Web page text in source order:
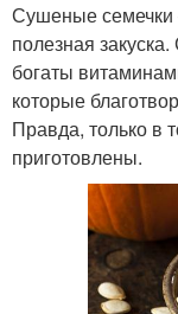
Сушеные семечки
полезная
богаты
которые
Правда, только в
приготовлены.